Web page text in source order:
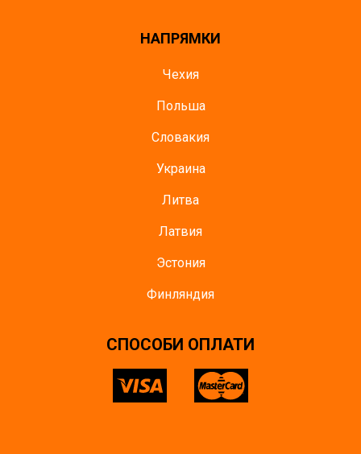
НАПРЯМКИ
Чехия
Польша
Словакия
Украина
Литва
Латвия
Эстония
Финляндия
СПОСОБИ ОПЛАТИ